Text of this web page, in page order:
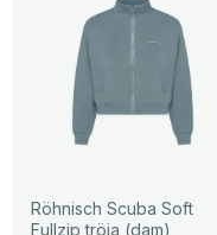
Röhnisch Scuba Soft
Fullzip tröja (dam)